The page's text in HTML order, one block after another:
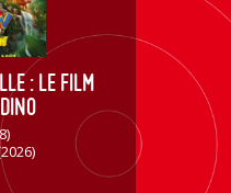
: LE FILM